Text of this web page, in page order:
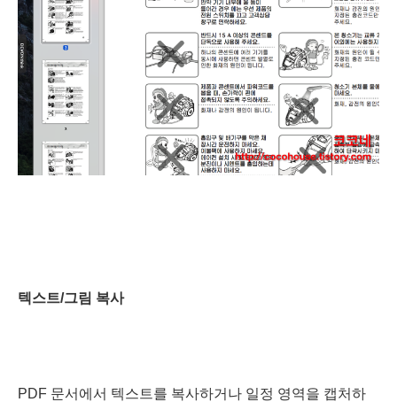
텍스트/그림 복사
PDF 문서에서 텍스트를 복사하거나 일정 영역을 캡처하